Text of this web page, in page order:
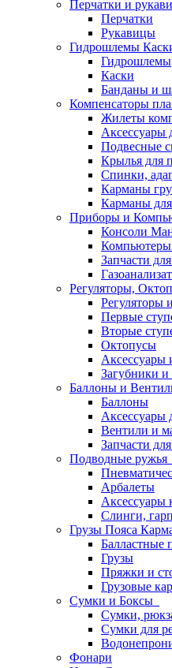
Перчатки и
Перчатки
Рукавицы
Гидрошлемы
Гидрошлемы
Каски
Банданы и
Компенсаторы
Жилеты
Аксессуары
Подвесные
Крылья для
Спинки,
Карманы
Карманы
Приборы и
Консоли
Компьютеры
Запчасти
Регуляторы,
Регуляторы
Первые
Вторые
Октопусы
Аксессуары
Загубники и
Баллоны и
Баллоны
Аксессуары
Вентили и
Запчасти
Подводные ружья
Арбалеты
Аксессуары
Слинги,
Грузы Пояса
Балластные
Грузы
Пряжки и
Грузовые
Сумки и Боксы
Сумки,
Сумки для
Фонари